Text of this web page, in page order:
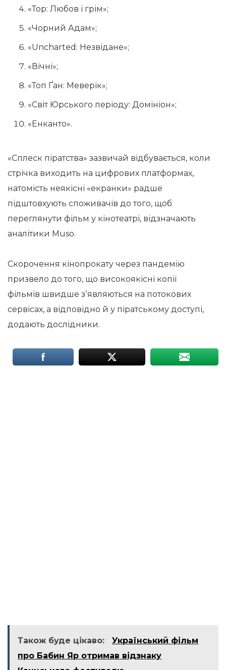
«Тор: Любов і грім»;
«Чорний Адам»;
«Uncharted: Незвідане»;
«Вічні»;
«Топ Ґан: Меверік»;
«Світ Юрського періоду: Домініон»;
«Енканто».
«Сплеск піратства» зазвичай відбувається, коли
стрічка виходить на цифрових платформах,
натомість неякісні «екранки» радше
підштовхують споживачів до того, щоб
переглянути фільм у кінотеатрі, відзначають
аналітики Muso.
Скорочення кінопрокату через пандемію
призвело до того, що високоякісні копії
фільмів швидше зʼявляються на потокових
сервісах, а відповідно й у піратському доступі,
додають дослідники.
Також буде цікаво:
Український фільм
про Бабин Яр отримав відзнаку